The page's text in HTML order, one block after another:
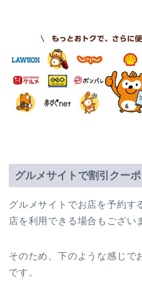
グルメサイトで割引クー
グルメサイトでお店を予約す
店を利用できる場合もござい
そのため、下のような感じで
です。